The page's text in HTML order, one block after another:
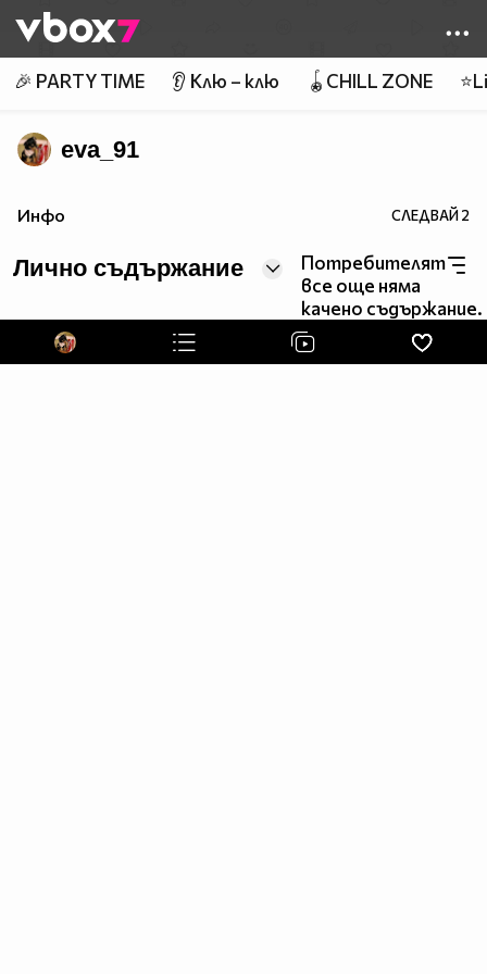
👾
🎉 PARTY TIME 👂 Клю – клю 🪀CHILL ZONE
eva_91
Инфо СЛЕДВАЙ2
Лично съдържание
Потребителят
все още няма
качено съдържание.